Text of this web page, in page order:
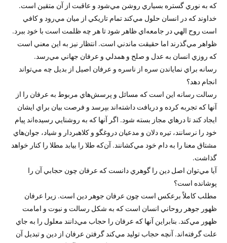
كه به نوري گستره بسياري روشن مي‌شود و عاقبت از آن متقين است.
خداوند كه در انسان حلول مي‌كند تمام تاريكي از ميان مي‌رود و كافي
است روح الهي در جامعه‌اي ظاهر شود تا هر چه ظلمت است با خود ببرد.
ظواهر مي‌گذرند اما حقيقت ماندني است. انتظار نيز به اين معني است
كه روزي انسان به عدل و صلح و همدلي و عرفان جهاني مي‌رسد.
رسانه براي نماياندن سره از ناسره و عرفان اصيل از بديل چه مي‌تواند
انجام دهد؟
رسالت رسانه اين است كه مسائل و پرسش‌هاي مربوط به عرفان را از
آنها كه تجربه كرده و دريافت داشته‌اند بپرسد و فرصت بيان براي ايشان
ايجاد كند تا درهاي مجاز بسته شود. اگر آنها كه به روشنايي رسيده‌اند پيام
خود را نرسانند، تيره دلان و مدعيان دروغگو و كلاهبردار و شياد، جوان‌هاي
مشتاق معنا را به دام خود مي‌كشانند. آن‌كه طلا را بيابد مطلا را كنار خواهد
گذاشت.
آيا مي‌توان اصل دين را گوهري دانست كه عرفان چون حجابي آن را
پوشانده است؟
مطلب كاملاً برعكس است چون عرفان جوهر دين است. زيرا عرفان
ظهور جوهر روحاني انسان است كه به شكل رسالت و نبوت و امامت
ظهور مي‌كند. بنابراين آنها كه عرفان را حجاب مي‌دانند معلول را به جاي
علت گرفته‌اند. آنچه حجاب توليد مي‌كند گرفتن عرفان از دين و تبديل آن